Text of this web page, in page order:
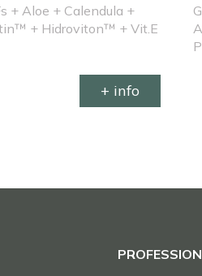
+ Aloe + Calendula +
+ Hidroviton™ + Vit.E
+ info